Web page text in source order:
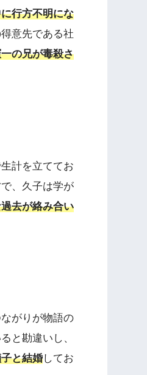
行方不明にな
意先である社
の兄が毒殺さ
計を立ててお
、久子は学が
去が絡み合い
がりが物語の
と勘違いし、
と結婚してお